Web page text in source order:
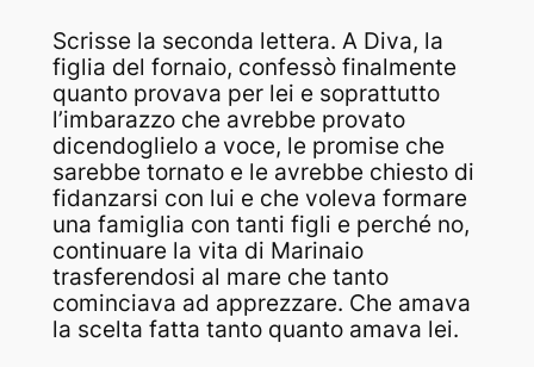
Scrisse la seconda lettera. A Diva, la
figlia del fornaio, confessò finalmente
quanto provava per lei e soprattutto
l’imbarazzo che avrebbe provato
dicendoglielo a voce, le promise che
sarebbe tornato e le avrebbe chiesto di
fidanzarsi con lui e che voleva formare
una famiglia con tanti figli e perché no,
continuare la vita di Marinaio
trasferendosi al mare che tanto
cominciava ad apprezzare. Che amava
la scelta fatta tanto quanto amava lei.